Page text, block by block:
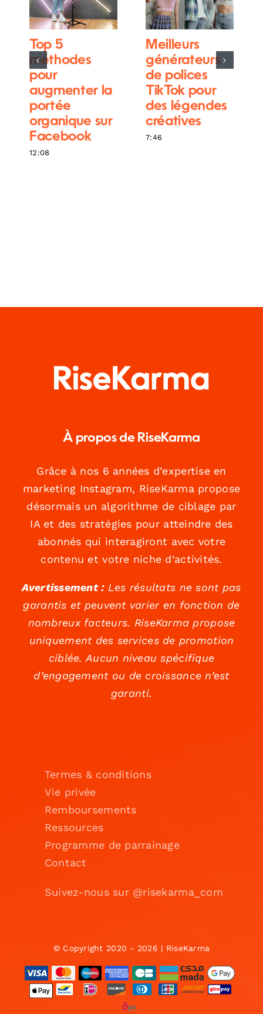
Top 5
méthodes
pour
augmenter la
portée
organique sur
Facebook
12:08
Meilleurs
générateurs
de polices
TikTok pour
des légendes
créatives
7:46
À propos de RiseKarma
Grâce à nos 6 années d’expertise en
marketing Instagram, RiseKarma propose
désormais un algorithme de ciblage par
IA et des stratégies pour atteindre des
abonnés qui interagiront avec votre
contenu et votre niche d’activités.
Avertissement :Les résultats ne sont pas
garantis et peuvent varier en fonction de
nombreux facteurs. RiseKarma propose
uniquement des services de promotion
ciblée. Aucun niveau spécifique
d’engagement ou de croissance n’est
garanti.
Termes & conditions
Vie privée
Remboursements
Ressources
Programme de parrainage
Contact
Suivez-nous sur @risekarma_com
© Copyright 2020 - 2026 | RiseKarma